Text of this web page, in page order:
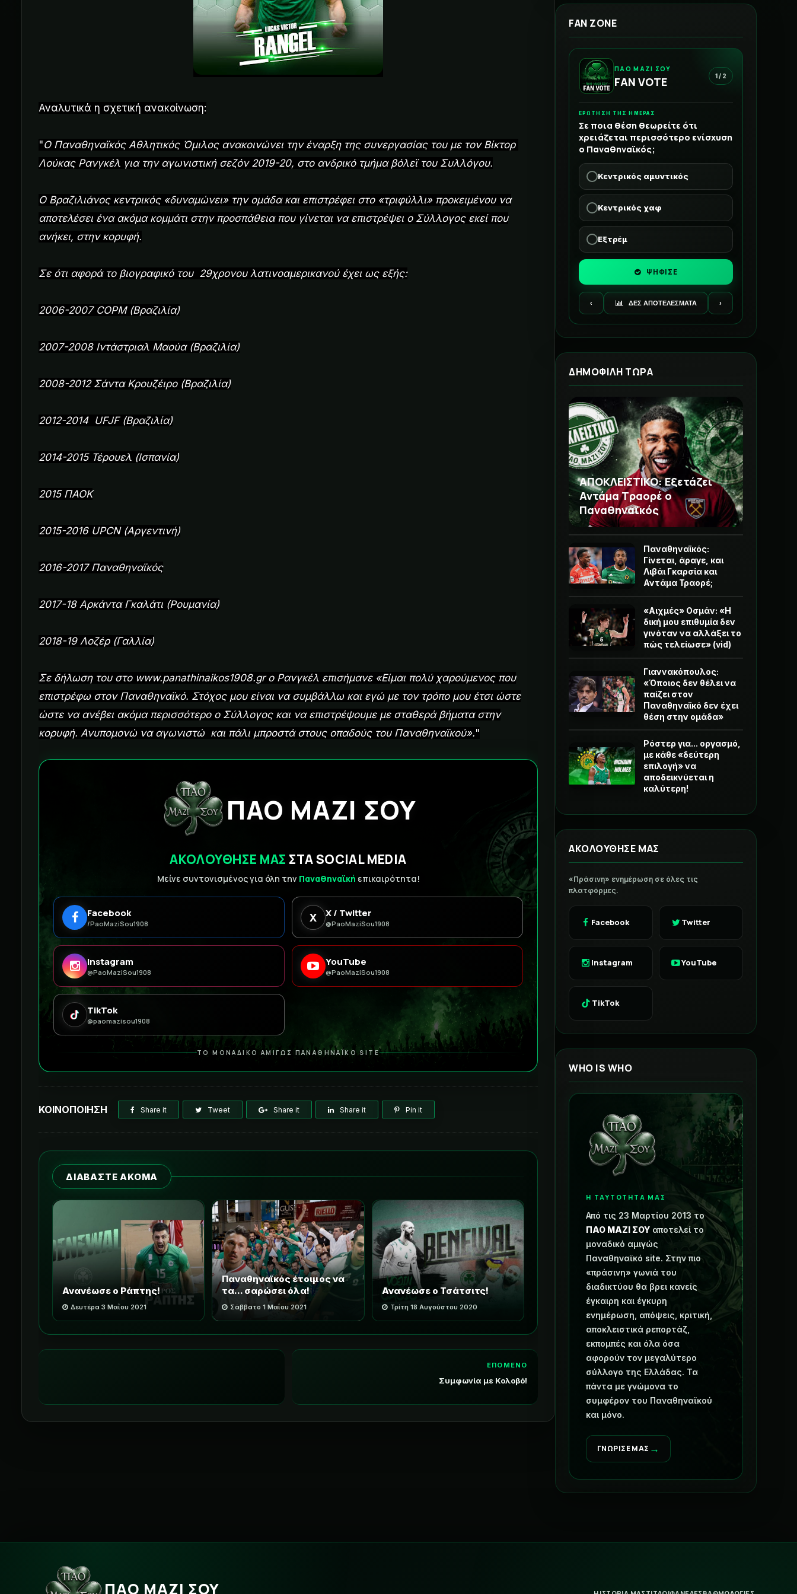
Αναλυτικά η σχετική ανακοίνωση:
"Ο Παναθηναϊκός Αθλητικός Όμιλος ανακοινώνει την έναρξη της συνεργασίας του με τον Βίκτορ
Λούκας Ρανγκέλ για την αγωνιστική σεζόν 2019-20, στο ανδρικό τμήμα βόλεϊ του Συλλόγου.
Ο Βραζιλιάνος κεντρικός «δυναμώνει» την ομάδα και επιστρέφει στο «τριφύλλι» προκειμένου να
αποτελέσει ένα ακόμα κομμάτι στην προσπάθεια που γίνεται να επιστρέψει ο Σύλλογος εκεί που
ανήκει, στην κορυφή.
Σε ότι αφορά το βιογραφικό του 29χρονου λατινοαμερικανού έχει ως εξής:
2006-2007 COPM (Βραζιλία)
2007-2008 Ιντάστριαλ Μαούα (Βραζιλία)
2008-2012 Σάντα Κρουζέιρο (Βραζιλία)
2012-2014 UFJF (Βραζιλία)
2014-2015 Τέρουελ (Ισπανία)
2015 ΠΑΟΚ
2015-2016 UPCN (Αργεντινή)
2016-2017 Παναθηναϊκός
2017-18 Αρκάντα Γκαλάτι (Ρουμανία)
2018-19 Λοζέρ (Γαλλία)
Σε δήλωση του στο www.panathinaikos1908.gr ο Ρανγκέλ επισήμανε «Είμαι πολύ χαρούμενος που
επιστρέφω στον Παναθηναϊκό. Στόχος μου είναι να συμβάλλω και εγώ με τον τρόπο μου έτσι ώστε
ώστε να ανέβει ακόμα περισσότερο ο Σύλλογος και να επιστρέψουμε με σταθερά βήματα στην
κορυφή. Ανυπομονώ να αγωνιστώ και πάλι μπροστά στους οπαδούς του Παναθηναϊκού»."
ΠΑΟ ΜΑΖΙ ΣΟΥ
ΑΚΟΛΟΥΘΗΣΕ ΜΑΣ ΣΤΑ SOCIAL MEDIA
Μείνε συντονισμένος για όλη την Παναθηναϊκή επικαιρότητα!
Facebook
/PaoMaziSou1908 X X / Twitter
@PaoMaziSou1908
Instagram
@PaoMaziSou1908
YouTube
@PaoMaziSou1908
TikTok
@paomazisou1908
ΤΟ ΜΟΝΑΔΙΚΟ ΑΜΙΓΩΣ ΠΑΝΑΘΗΝΑΪΚΟ SITE
ΚΟΙΝΟΠΟΙΗΣΗ Share it Tweet Share it Share it Pin it
ΔΙΑΒΑΣΤΕ ΑΚΟΜΑ
Ανανέωσε ο Ράπτης!
Δευτέρα 3 Μαΐου 2021
Παναθηναϊκός έτοιμος να
τα... σαρώσει όλα!
Σάββατο 1 Μαΐου 2021
Ανανέωσε ο Τσάτσιτς!
Τρίτη 18 Αυγούστου 2020
ΕΠΟΜΕΝΟ
Συμφωνία με Κολοβό!
FAN ZONE
ΠΑΟ ΜΑΖΙ ΣΟΥ
FAN VOTE 1 / 2
ΕΡΩΤΗΣΗ ΤΗΣ ΗΜΕΡΑΣ
Σε ποια θέση θεωρείτε ότι
χρειάζεται περισσότερο ενίσχυση
ο Παναθηναϊκός;
Κεντρικός αμυντικός
Κεντρικός χαφ
Εξτρέμ
ΨΗΦΙΣΕ
‹ ΔΕΣ ΑΠΟΤΕΛΕΣΜΑΤΑ ›
ΔΗΜΟΦΙΛΗ ΤΩΡΑ
ΑΠΟΚΛΕΙΣΤΙΚΟ: Εξετάζει
Αντάμα Τραορέ ο
Παναθηναϊκός
Παναθηναϊκός:
Γίνεται, άραγε, και
Λιβάι Γκαρσία και
Αντάμα Τραορέ;
«Αιχμές» Οσμάν: «Η
δική μου επιθυμία δεν
γινόταν να αλλάξει το
πώς τελείωσε» (vid)
Γιαννακόπουλος:
«Όποιος δεν θέλει να
παίζει στον
Παναθηναϊκό δεν έχει
θέση στην ομάδα»
Ρόστερ για... οργασμό,
με κάθε «δεύτερη
επιλογή» να
αποδεικνύεται η
καλύτερη!
ΑΚΟΛΟΥΘΗΣΕ ΜΑΣ
«Πράσινη» ενημέρωση σε όλες τις
πλατφόρμες.
Facebook Twitter
Instagram YouTube
TikTok
WHO IS WHO
Η ΤΑΥΤΟΤΗΤΑ ΜΑΣ
Από τις 23 Μαρτίου 2013 το
ΠΑΟ ΜΑΖΙ ΣΟΥ αποτελεί το
μοναδικό αμιγώς
Παναθηναϊκό site. Στην πιο
«πράσινη» γωνιά του
διαδικτύου θα βρει κανείς
έγκαιρη και έγκυρη
ενημέρωση, απόψεις, κριτική,
αποκλειστικά ρεπορτάζ,
εκπομπές και όλα όσα
αφορούν τον μεγαλύτερο
σύλλογο της Ελλάδας. Τα
πάντα με γνώμονα το
συμφέρον του Παναθηναϊκού
και μόνο.
ΓΝΩΡΙΣΕ ΜΑΣ →
ΠΑΟ ΜΑΖΙ ΣΟΥ